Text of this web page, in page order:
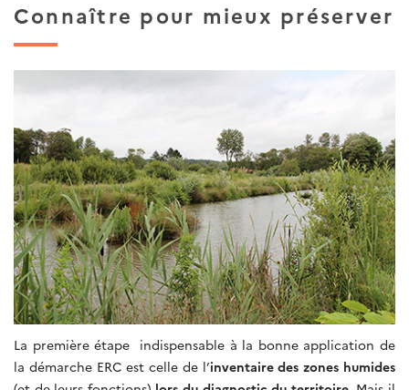
Connaître pour mieux préserver
La première étape indispensable à la bonne application de
la démarche ERC est celle de l’inventaire des zones humides